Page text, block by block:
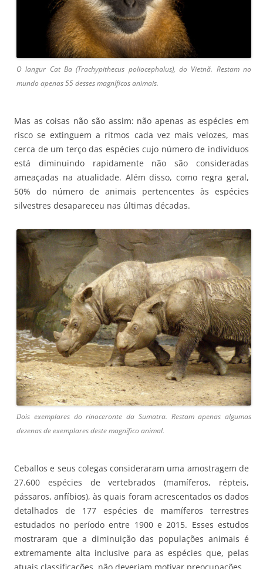
O langur Cat Ba (Trachypithecus poliocephalus), do Vietnã. Restam no
mundo apenas 55 desses magníficos animais.
Mas as coisas não são assim: não apenas as espécies em
risco se extinguem a ritmos cada vez mais velozes, mas
cerca de um terço das espécies cujo número de indivíduos
está diminuindo rapidamente não são consideradas
ameaçadas na atualidade. Além disso, como regra geral,
50% do número de animais pertencentes às espécies
silvestres desapareceu nas últimas décadas.
Dois exemplares do rinoceronte da Sumatra. Restam apenas algumas
dezenas de exemplares deste magnífico animal.
Ceballos e seus colegas consideraram uma amostragem de
27.600 espécies de vertebrados (mamíferos, répteis,
pássaros, anfíbios), às quais foram acrescentados os dados
detalhados de 177 espécies de mamíferos terrestres
estudados no período entre 1900 e 2015. Esses estudos
mostraram que a diminuição das populações animais é
extremamente alta inclusive para as espécies que, pelas